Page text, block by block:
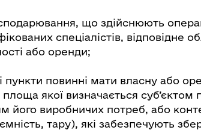
що здійснюють
спеціалістів, відповідне
або оренди;
пункти повинні мати власну або
якої визначається суб’єктом
його виробничих потреб, або
тару), які забезпечують